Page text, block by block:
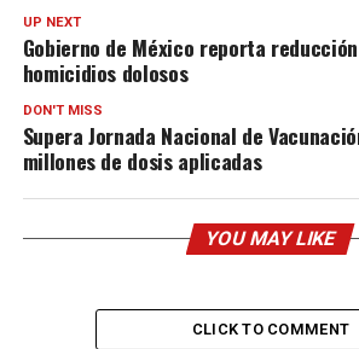
UP NEXT
Gobierno de México reporta
homicidios dolosos
DON'T MISS
Supera Jornada Nacional de
millones de dosis aplicadas
YOU MAY LIKE
CLICK TO COMMENT